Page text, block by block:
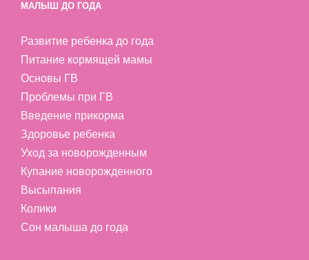
МАЛЫШ ДО ГОДА
Развитие ребенка до года
Питание кормящей мамы
Основы ГВ
Проблемы при ГВ
Введение прикорма
Здоровье ребенка
Уход за новорожденным
Купание новорожденного
Высыпания
Колики
Сон малыша до года